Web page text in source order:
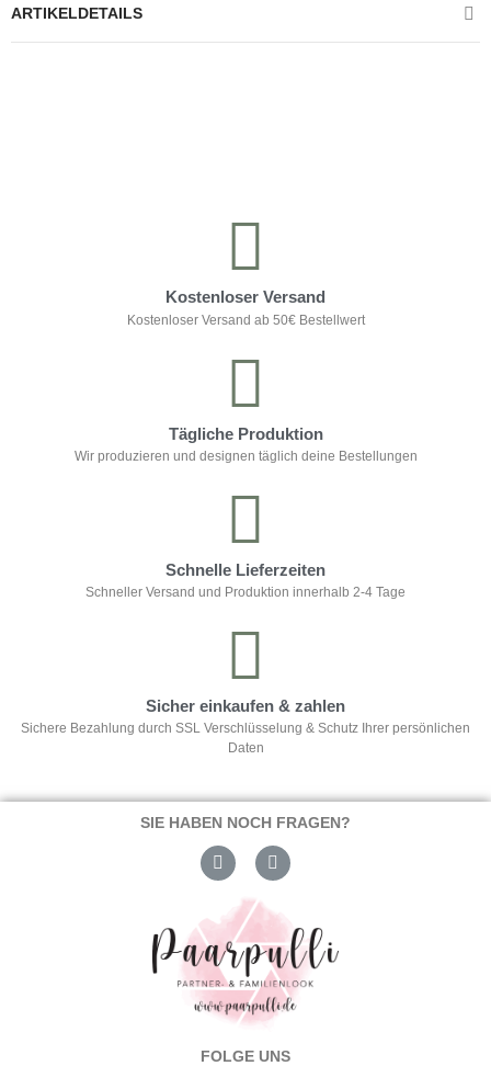
ARTIKELDETAILS
Kostenloser Versand
Kostenloser Versand ab 50€ Bestellwert
Tägliche Produktion
Wir produzieren und designen täglich deine Bestellungen
Schnelle Lieferzeiten
Schneller Versand und Produktion innerhalb 2-4 Tage
Sicher einkaufen & zahlen
Sichere Bezahlung durch SSL Verschlüsselung & Schutz Ihrer persönlichen
Daten
SIE HABEN NOCH FRAGEN?
FOLGE UNS